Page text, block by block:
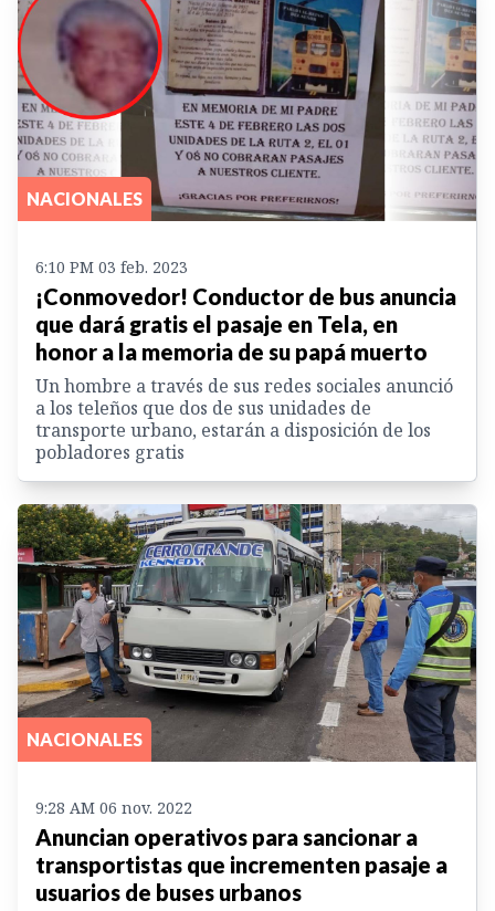
NACIONALES
6:10 PM 03 feb. 2023
¡Conmovedor! Conductor de bus anuncia
que dará gratis el pasaje en Tela, en
honor a la memoria de su papá muerto
Un hombre a través de sus redes sociales anunció
a los teleños que dos de sus unidades de
transporte urbano, estarán a disposición de los
pobladores gratis
NACIONALES
9:28 AM 06 nov. 2022
Anuncian operativos para sancionar a
transportistas que incrementen pasaje a
usuarios de buses urbanos